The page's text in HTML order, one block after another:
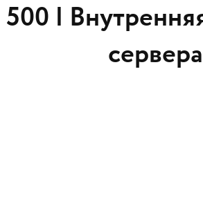
500 |
сервера